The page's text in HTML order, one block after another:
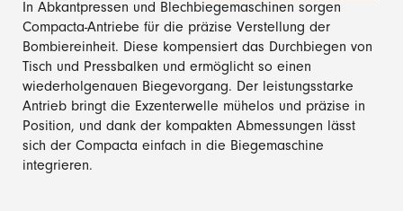
In Abkantpressen und Blechbiegemaschinen sorgen
Compacta-Antriebe für die präzise Verstellung der
Bombiereinheit. Diese kompensiert das Durchbiegen von
Tisch und Pressbalken und ermöglicht so einen
wiederholgenauen Biegevorgang. Der leistungsstarke
Antrieb bringt die Exzenterwelle mühelos und präzise in
Position, und dank der kompakten Abmessungen lässt
sich der Compacta einfach in die Biegemaschine
integrieren.